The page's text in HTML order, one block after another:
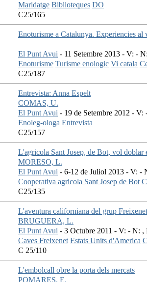
Maridatge Biblioteques DO
C25/165
Enoturisme a Catalunya. Experiencies al
El Punt Avui - 11 Setembre 2013 - V: -
Enoturisme Turisme enologic Vi catala
C25/187
Entrevista: Anna Espelt
COMAS, U.
El Punt Avui - 19 de Setembre 2012 - V:
Enoleg-ologa Entrevista
C25/157
L'agricola Sant Josep, de Bot, vol
MORESO, L.
El Punt Avui - 6-12 de Juliol 2013 - V: -
Cooperativa agricola Sant Josep de Bot
C25/135
L'aventura californiana del grup Freixenet
BRUGUERA, L.
El Punt Avui - 3 Octubre 2011 - V: - N: ,
Caves Freixenet Estats Units d'America
C 25/110
L'embolcall obre la porta dels mercats
POMARES, E.